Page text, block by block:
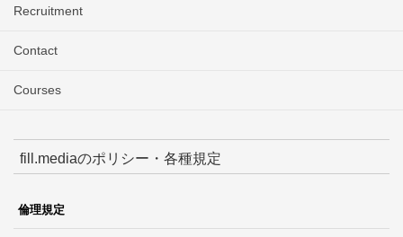
Recruitment
Contact
Courses
fill.mediaのポリシー・各種規定
倫理規定